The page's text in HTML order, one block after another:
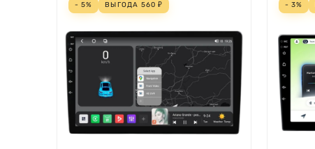
- 5% ВЫГОДА 560 ₽ - 3%